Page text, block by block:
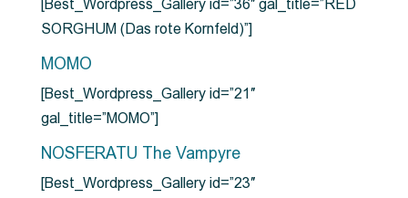
[Best_Wordpress_Gallery id=”36″ gal_title=”RED
SORGHUM (Das rote Kornfeld)”]
MOMO
[Best_Wordpress_Gallery id=”21″
gal_title=”MOMO”]
NOSFERATU The Vampyre
[Best_Wordpress_Gallery id=”23″